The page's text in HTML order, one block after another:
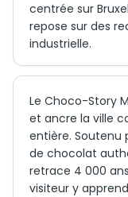
centrée sur
repose sur des
industrielle.
Le Choco-Story
et ancre la ville
entière. Soutenu
de chocolat
retrace 4 000
visiteur y